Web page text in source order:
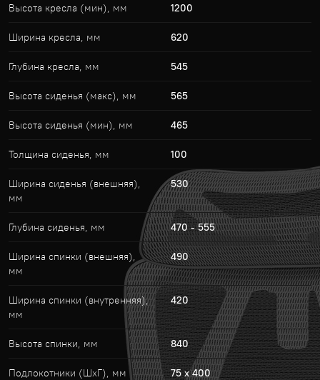
Высота кресла (мин), мм 1200
Ширина кресла, мм 620
Глубина кресла, мм 545
Высота сиденья (макс), мм 565
Высота сиденья (мин), мм 465
Толщина сиденья, мм 100
Ширина сиденья (внешняя),
мм
530
Глубина сиденья, мм 470 - 555
Ширина спинки (внешняя),
мм
490
Ширина спинки (внутренняя),
мм
420
Высота спинки, мм 840
Подлокотники (ШхГ), мм 75 х 400